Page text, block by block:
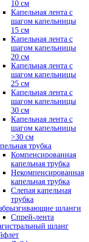
10 см
Капельная лента с
шагом капельницы
15 см
Капельная лента с
шагом капельницы
20 см
Капельная лента с
шагом капельницы
25 см
Капельная лента с
шагом капельницы
30 см
Капельная лента с
шагом капельницы
>30 см
трубка
Компенсированная
капельная трубка
Некомпенсированная
капельная трубка
Слепая капельная
трубка
шланги
Спрей-лента
шланг